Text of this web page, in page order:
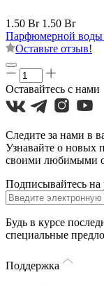
1.50 Br 1.50 Br
Парфюмерной воды
Оставьте отзыв!
Оставайтесь с нами
Следите за нами в
Узнавайте о новых
своими любимыми
Подписывайтесь на
Будь в курсе
специальные
Поддержка